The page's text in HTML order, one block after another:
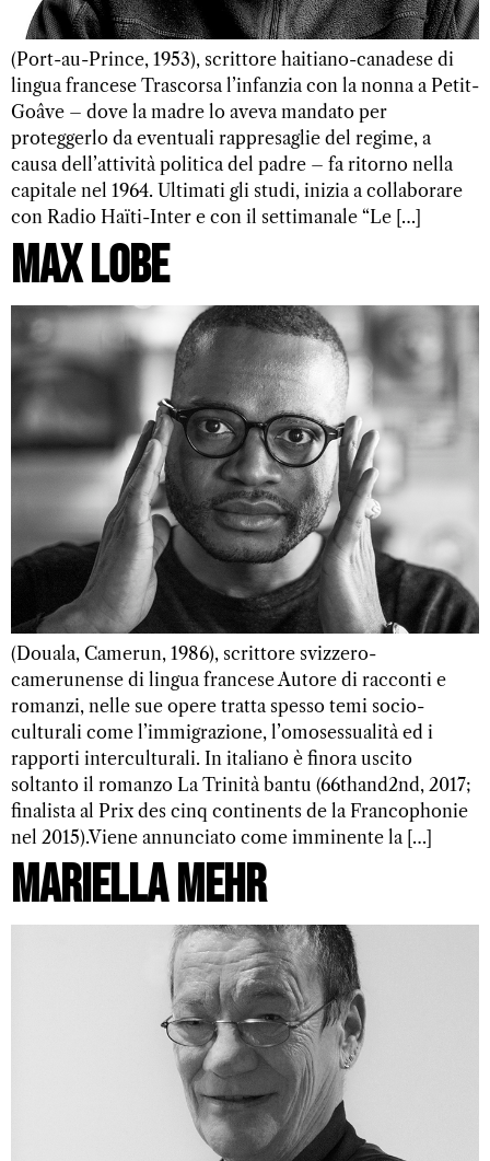
(Port-au-Prince, 1953), scrittore haitiano-canadese di
lingua francese Trascorsa l’infanzia con la nonna a Petit-
Goâve – dove la madre lo aveva mandato per
proteggerlo da eventuali rappresaglie del regime, a
causa dell’attività politica del padre – fa ritorno nella
capitale nel 1964. Ultimati gli studi, inizia a collaborare
con Radio Haïti-Inter e con il settimanale “Le […]
Max Lobe
(Douala, Camerun, 1986), scrittore svizzero-
camerunense di lingua francese Autore di racconti e
romanzi, nelle sue opere tratta spesso temi socio-
culturali come l’immigrazione, l’omosessualità ed i
rapporti interculturali. In italiano è finora uscito
soltanto il romanzo La Trinità bantu (66thand2nd, 2017;
finalista al Prix des cinq continents de la Francophonie
nel 2015).Viene annunciato come imminente la […]
Mariella Mehr